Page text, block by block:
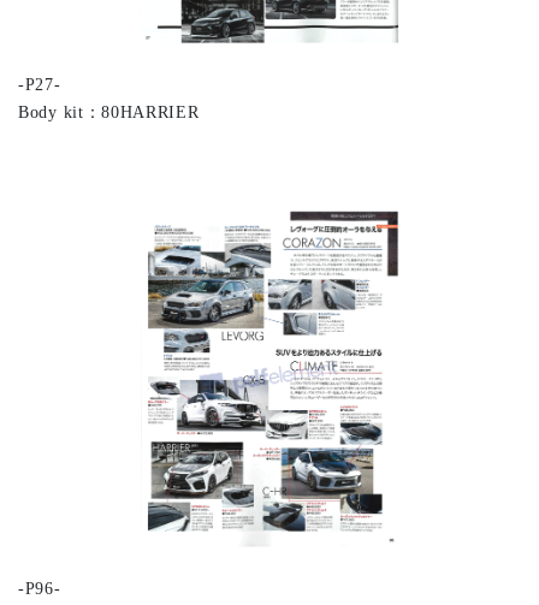
-P27-
Body kit：80HARRIER
-P96-